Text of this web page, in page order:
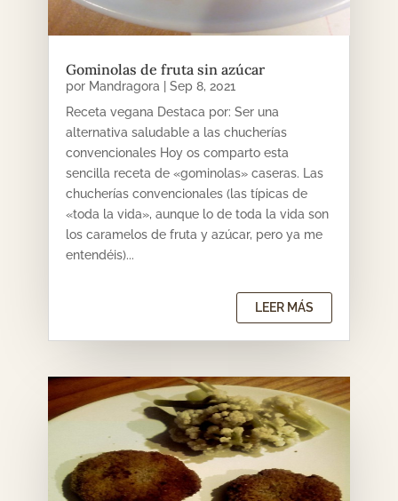
Gominolas de fruta sin azúcar
por Mandragora| Sep 8, 2021
Receta vegana Destaca por: Ser una
alternativa saludable a las chucherías
convencionales Hoy os comparto esta
sencilla receta de «gominolas» caseras. Las
chucherías convencionales (las típicas de
«toda la vida», aunque lo de toda la vida son
los caramelos de fruta y azúcar, pero ya me
entendéis)...
LEER MÁS